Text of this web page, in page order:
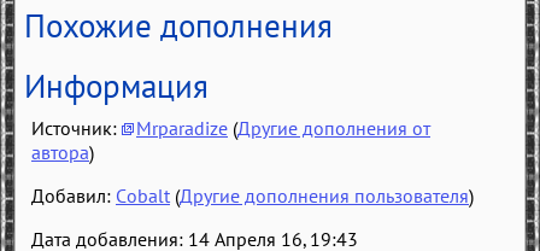
Похожие дополнения
Информация
Источник: Mrparadize (Другие дополнения от
автора)
Добавил: Cobalt (Другие дополнения пользователя)
Дата добавления: 14 Апреля 16, 19:43